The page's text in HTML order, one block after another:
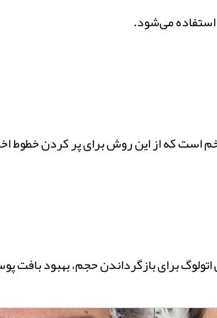
می‌شود.
است که از این روش برای پر کردن خطوط
اتولوگ برای بازگرداندن حجم، بهبود